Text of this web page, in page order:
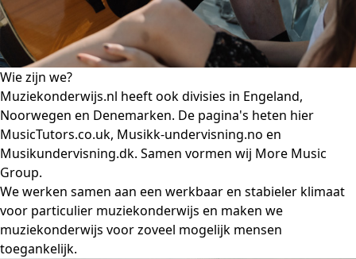
Wie zijn we?
Muziekonderwijs.nl heeft ook divisies in Engeland,
Noorwegen en Denemarken. De pagina's heten hier
MusicTutors.co.uk, Musikk-undervisning.no en
Musikundervisning.dk. Samen vormen wij More Music
Group.
We werken samen aan een werkbaar en stabieler klimaat
voor particulier muziekonderwijs en maken we
muziekonderwijs voor zoveel mogelijk mensen
toegankelijk.